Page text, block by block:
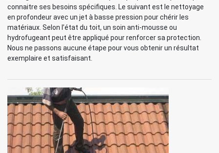
connaitre ses besoins spécifiques. Le suivant est le nettoyage
en profondeur avec un jet à basse pression pour chérir les
matériaux. Selon l’état du toit, un soin anti-mousse ou
hydrofugeant peut être appliqué pour renforcer sa protection.
Nous ne passons aucune étape pour vous obtenir un résultat
exemplaire et satisfaisant.